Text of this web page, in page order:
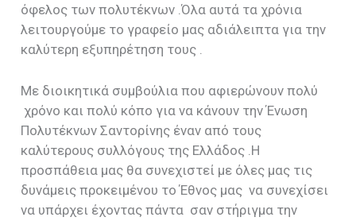
όφελος των πολυτέκνων .Όλα αυτά τα χρόνια
λειτουργούμε το γραφείο μας αδιάλειπτα για την
καλύτερη εξυπηρέτηση τους .
Με διοικητικά συμβούλια που αφιερώνουν πολύ
χρόνο και πολύ κόπο για να κάνουν την Ένωση
Πολυτέκνων Σαντορίνης έναν από τους
καλύτερους συλλόγους της Ελλάδος .Η
προσπάθεια μας θα συνεχιστεί με όλες μας τις
δυνάμεις προκειμένου το Έθνος μας να συνεχίσει
να υπάρχει έχοντας πάντα σαν στήριγμα την